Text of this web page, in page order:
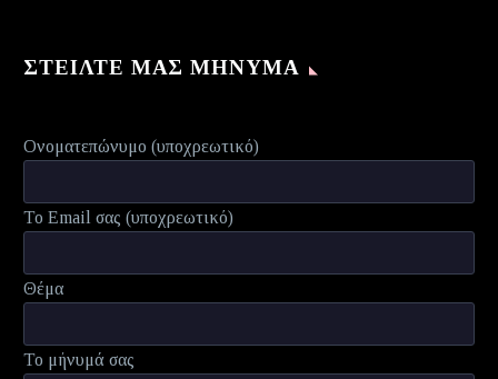
ΣΤΕΊΛΤΕ ΜΑΣ ΜΉΝΥΜΑ
Ονοματεπώνυμο (υποχρεωτικό)
Το Email σας (υποχρεωτικό)
Θέμα
Το μήνυμά σας